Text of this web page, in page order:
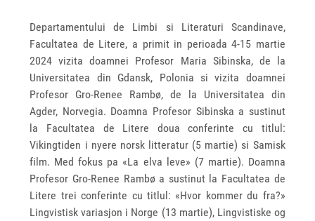
Departamentului de Limbi si Literaturi Scandinave,
Facultatea de Litere, a primit in perioada 4-15 martie
2024 vizita doamnei Profesor Maria Sibinska, de la
Universitatea din Gdansk, Polonia si vizita doamnei
Profesor Gro-Renee Rambø, de la Universitatea din
Agder, Norvegia. Doamna Profesor Sibinska a sustinut
la Facultatea de Litere doua conferinte cu titlul:
Vikingtiden i nyere norsk litteratur (5 martie) si Samisk
film. Med fokus pa «La elva leve» (7 martie). Doamna
Profesor Gro-Renee Rambø a sustinut la Facultatea de
Litere trei conferinte cu titlul: «Hvor kommer du fra?»
Lingvistisk variasjon i Norge (13 martie), Lingvistiske og